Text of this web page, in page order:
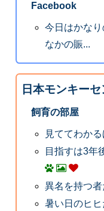
Facebook
今日はかな
なかの賑...
日本モンキー
飼育の部屋
見ててわか
目指すは3年
異名を持つ者
暑い日のヒヒ